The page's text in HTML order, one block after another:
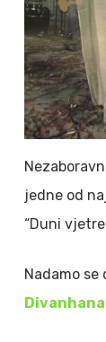
jedne od
“Duni
Nadamo se
Divanhana